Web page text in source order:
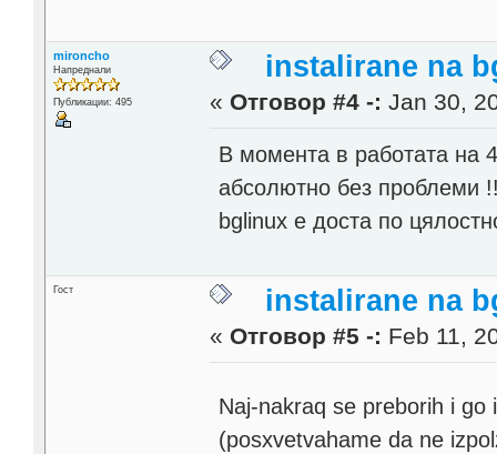
mironcho
Напреднали
Публикации: 495
instalirane na
« Отговор #4 -: Jan 30,
В момента в работата на
абсолютно без проблеми
bglinux е доста по
Гост instalirane na
« Отговор #5 -: Feb 11,
Naj-nakraq se preborih i go
(posxvetvahame da ne